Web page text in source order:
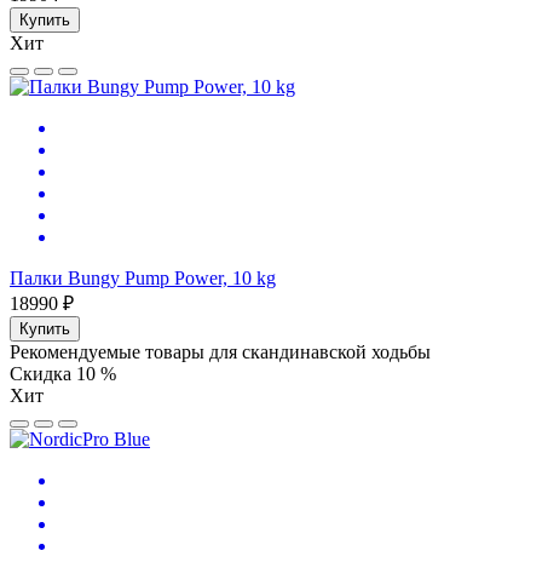
Купить
Хит
Палки Bungy Pump Power, 10 kg
18990 ₽
Купить
Рекомендуемые товары для скандинавской ходьбы
Скидка 10 %
Хит